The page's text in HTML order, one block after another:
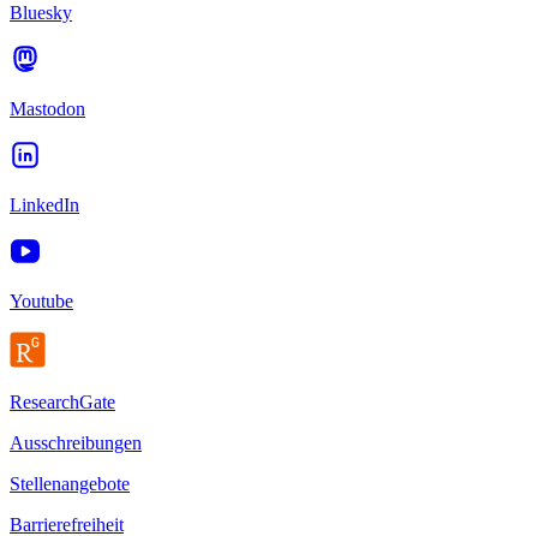
Bluesky
Mastodon
LinkedIn
Youtube
ResearchGate
Ausschreibungen
Stellenangebote
Barrierefreiheit